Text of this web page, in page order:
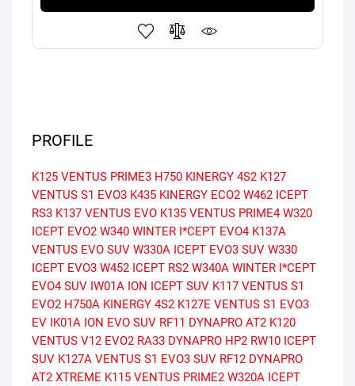
PROFILE
K125 VENTUS PRIME3 H750 KINERGY 4S2 K127
VENTUS S1 EVO3 K435 KINERGY ECO2 W462 ICEPT
RS3 K137 VENTUS EVO K135 VENTUS PRIME4 W320
ICEPT EVO2 W340 WINTER I*CEPT EVO4 K137A
VENTUS EVO SUV W330A ICEPT EVO3 SUV W330
ICEPT EVO3 W452 ICEPT RS2 W340A WINTER I*CEPT
EVO4 SUV IW01A ION ICEPT SUV K117 VENTUS S1
EVO2 H750A KINERGY 4S2 K127E VENTUS S1 EVO3
EV IK01A ION EVO SUV RF11 DYNAPRO AT2 K120
VENTUS V12 EVO2 RA33 DYNAPRO HP2 RW10 ICEPT
SUV K127A VENTUS S1 EVO3 SUV RF12 DYNAPRO
AT2 XTREME K115 VENTUS PRIME2 W320A ICEPT